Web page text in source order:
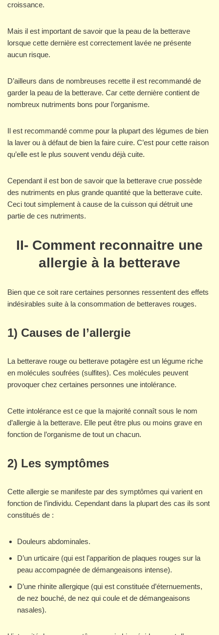
croissance.
Mais il est important de savoir que la peau de la betterave
lorsque cette dernière est correctement lavée ne présente
aucun risque.
D’ailleurs dans de nombreuses recette il est recommandé de
garder la peau de la betterave. Car cette dernière contient de
nombreux nutriments bons pour l’organisme.
Il est recommandé comme pour la plupart des légumes de bien
la laver ou à défaut de bien la faire cuire. C’est pour cette raison
qu’elle est le plus souvent vendu déjà cuite.
Cependant il est bon de savoir que la betterave crue possède
des nutriments en plus grande quantité que la betterave cuite.
Ceci tout simplement à cause de la cuisson qui détruit une
partie de ces nutriments.
II- Comment reconnaitre une
allergie à la betterave
Bien que ce soit rare certaines personnes ressentent des effets
indésirables suite à la consommation de betteraves rouges.
1) Causes de l’allergie
La betterave rouge ou betterave potagère est un légume riche
en molécules soufrées (sulfites). Ces molécules peuvent
provoquer chez certaines personnes une intolérance.
Cette intolérance est ce que la majorité connaît sous le nom
d’allergie à la betterave. Elle peut être plus ou moins grave en
fonction de l’organisme de tout un chacun.
2) Les symptômes
Cette allergie se manifeste par des symptômes qui varient en
fonction de l’individu. Cependant dans la plupart des cas ils sont
constitués de :
Douleurs abdominales.
D’un urticaire (qui est l’apparition de plaques rouges sur la
peau accompagnée de démangeaisons intense).
D’une rhinite allergique (qui est constituée d’éternuements,
de nez bouché, de nez qui coule et de démangeaisons
nasales).